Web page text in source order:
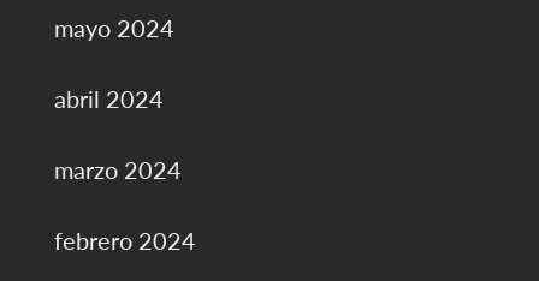
mayo 2024
abril 2024
marzo 2024
febrero 2024